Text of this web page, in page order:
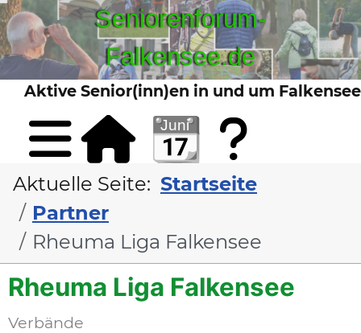
Seniorenforum-
Falkensee.de
Aktive Senior(inn)en in und um Falkensee
Aktuelle Seite: Startseite
Partner
Rheuma Liga Falkensee
Rheuma Liga Falkensee
Verbände